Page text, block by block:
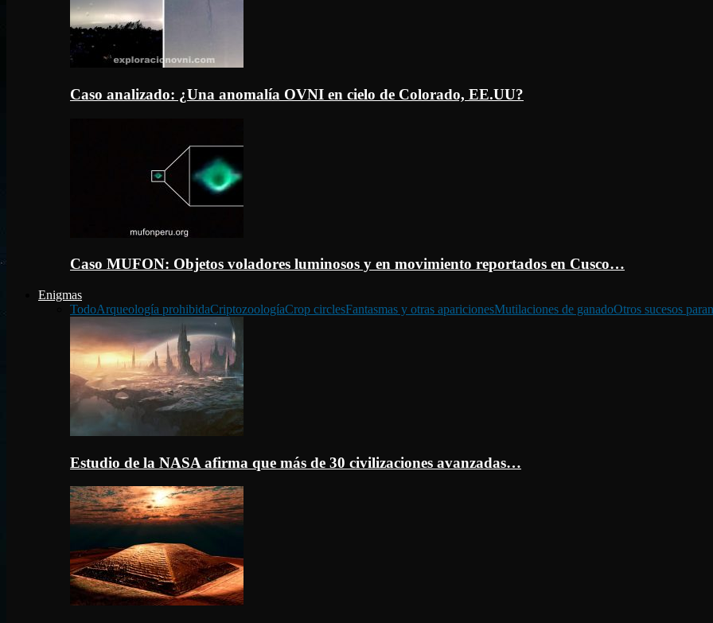
Caso analizado: ¿Una anomalía OVNI en cielo de Colorado, EE.UU?
Caso MUFON: Objetos voladores luminosos y en movimiento reportados en Cusco…
Enigmas
TodoArqueología prohibidaCriptozoologíaCrop circlesFantasmas y otras aparicionesMutilaciones de ganadoOtros sucesos
Estudio de la NASA afirma que más de 30 civilizaciones avanzadas…